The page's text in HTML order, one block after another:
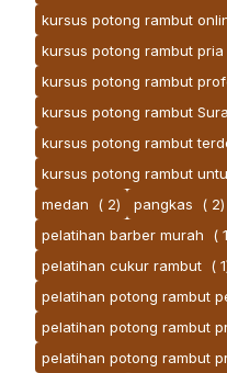
kursus potong rambut
kursus potong rambut pria
kursus potong rambut
kursus potong rambut
kursus potong rambut
kursus potong rambut
medan
( 2) pangkas ( 2)
pelatihan barber murah
(
pelatihan cukur rambut (
pelatihan potong rambut
pelatihan potong rambut
pelatihan potong rambut